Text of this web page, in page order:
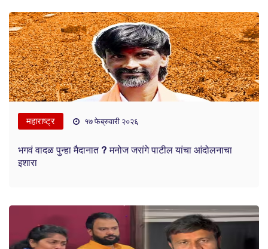
महाराष्ट्र १७ फेब्रुवारी २०२६
भगवं वादळ पुन्हा मैदानात ? मनोज जरांगे पाटील यांचा आंदोलनाचा
इशारा